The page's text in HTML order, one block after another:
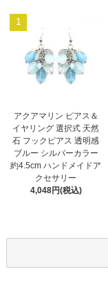
1
アクアマリン ピアス＆
イヤリング 選択式 天然
石 フックピアス 透明感
ブルー シルバーカラー
約4.5cm ハンドメイドア
クセサリー
4,048円(税込)